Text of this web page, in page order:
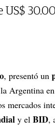
US$
, presentó un
Argentina en
mercados
y el BID,